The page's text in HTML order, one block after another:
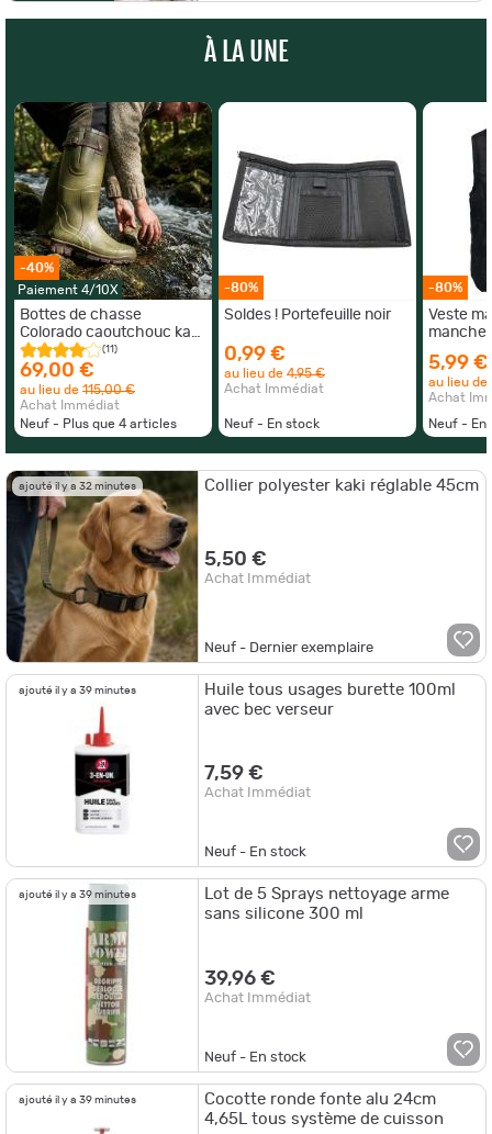
ajouté il y a 32 minutes Collier polyester kaki réglable 45cm
5,50 €
Achat Immédiat
Neuf - Dernier exemplaire
ajouté il y a 39 minutes
Huile tous usages burette 100ml
avec bec verseur
7,59 €
Achat Immédiat
Neuf - En stock
ajouté il y a 39 minutes
Lot de 5 Sprays nettoyage arme
sans silicone 300 ml
39,96 €
Achat Immédiat
Neuf - En stock
ajouté il y a 39 minutes
Cocotte ronde fonte alu 24cm
4,65L tous système de cuisson
À LA UNE
-40%
Paiement 4/10X
Bottes de chasse
Colorado caoutchouc kaki
marron 39 à 47
(11)
69,00 €
au lieu de 115,00 €
Achat Immédiat
Neuf - Plus que 4 articles
-80%
Soldes ! Portefeuille noir
0,99 €
au lieu de 4,95 €
Achat Immédiat
Neuf - En stock
-80%
Veste
3XL
5,99 €
au lieu de
Achat
Neuf - En